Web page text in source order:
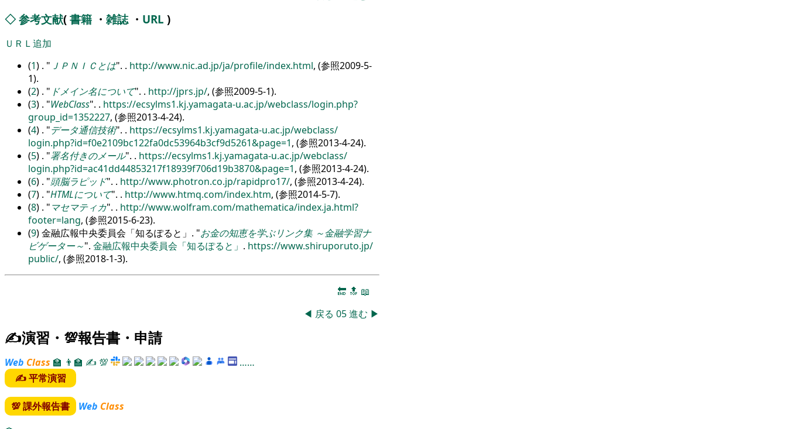
◇ 参考文献( 書籍 ・ 雑誌・ URL )
ＵＲＬ追加
(1) . ＪＰＮＩＣとは . . http://www.nic.ad.jp/ja/profile/index.html, (参照2009-5-
1).
(2) . ドメイン名について . . http://jprs.jp/, (参照2009-5-1).
(3) . WebClass . . https://ecsylms1.kj.yamagata-u.ac.jp/webclass/login.php?
group_id=1352227, (参照2013-4-24).
(4) . データ通信技術 . . https://ecsylms1.kj.yamagata-u.ac.jp/webclass/
login.php?id=f0e2109bc122fa0dc53964b3cf9d5261&page=1, (参照2013-4-24).
(5) . 署名付きのメール . . https://ecsylms1.kj.yamagata-u.ac.jp/webclass/
login.php?id=ac41dd44853217f18939f706d19b3870&page=1, (参照2013-4-24).
(6) . 頭脳ラピッド . . http://www.photron.co.jp/rapidpro17/, (参照2013-4-24).
(7) . HTMLについて . . http://www.htmq.com/index.htm, (参照2014-5-7).
(8) . マセマティカ . . http://www.wolfram.com/mathematica/index.ja.html?
footer=lang, (参照2015-6-23).
(9) 金融広報中央委員会「知るぽると」. お金の知恵を学ぶリンク集 ～金融学習ナ
ビゲーター～ . 金融広報中央委員会「知るぽると」 . https://www.shiruporuto.jp/
public/, (参照2018-1-3).
🔚 🔝 📖
◀ 戻る 05進む ▶
✍演習・💯報告書・申請
Web Class 🏫 👨‍🏫 ✍ 💯
……
✍ 平常演習
💯 課外報告書 Web Class